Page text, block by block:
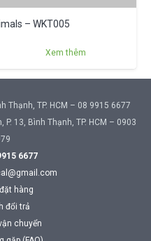
– WKT005
Xem thêm
Thạnh, TP. HCM – 08 9915 6677
P. 13, Bình Thạnh, TP. HCM – 0903
6677
hàng
đổi trả
chuyển